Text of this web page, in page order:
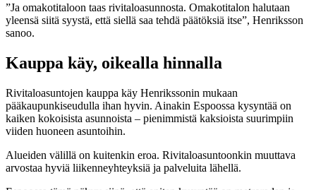
”Ja omakotitaloon taas rivitaloasunnosta. Omakotitalon halutaan
yleensä siitä syystä, että siellä saa tehdä päätöksiä itse”, Henriksson
sanoo.
Kauppa käy, oikealla hinnalla
Rivitaloasuntojen kauppa käy Henrikssonin mukaan
pääkaupunkiseudulla ihan hyvin. Ainakin Espoossa kysyntää on
kaiken kokoisista asunnoista – pienimmistä kaksioista suurimpiin
viiden huoneen asuntoihin.
Alueiden välillä on kuitenkin eroa. Rivitaloasuntoonkin muuttava
arvostaa hyviä liikenneyhteyksiä ja palveluita lähellä.